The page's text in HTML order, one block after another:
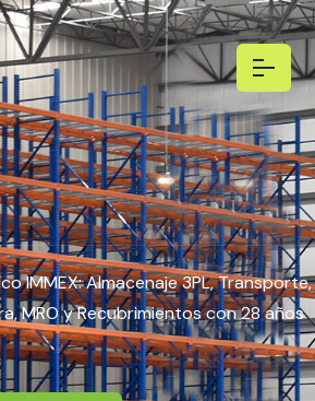
IMMEX: Almacenaje 3PL, Transporte,
MRO y Recubrimientos con 28 años